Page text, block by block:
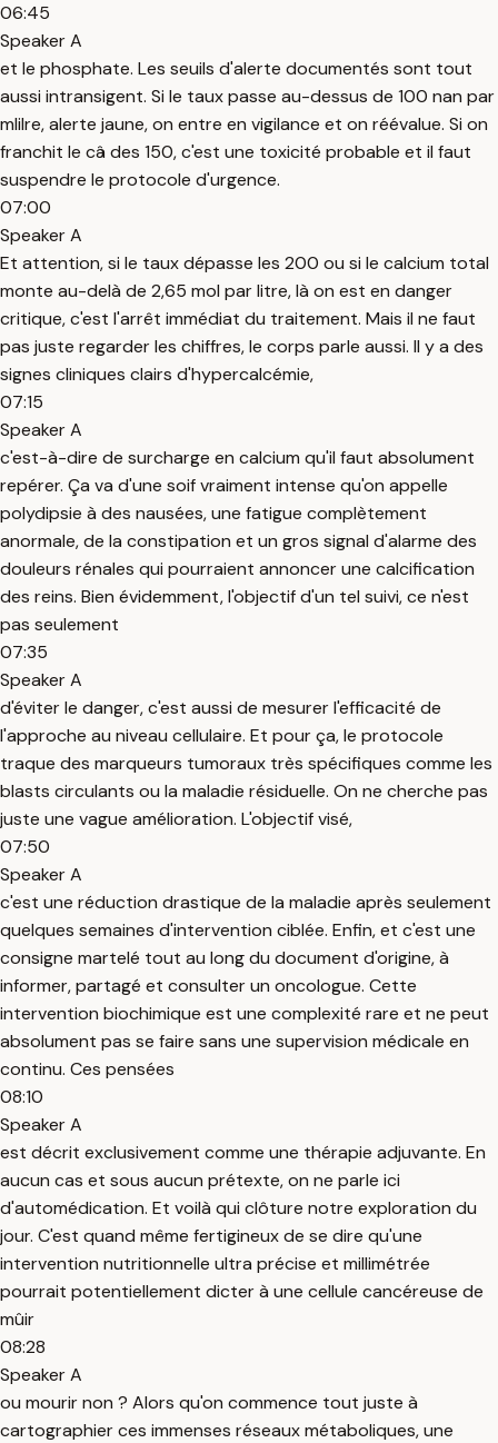
06:45
Speaker A
et le phosphate. Les seuils d'alerte documentés sont tout
aussi intransigent. Si le taux passe au-dessus de 100 nan par
mlilre, alerte jaune, on entre en vigilance et on réévalue. Si on
franchit le câ des 150, c'est une toxicité probable et il faut
suspendre le protocole d'urgence.
07:00
Speaker A
Et attention, si le taux dépasse les 200 ou si le calcium total
monte au-delà de 2,65 mol par litre, là on est en danger
critique, c'est l'arrêt immédiat du traitement. Mais il ne faut
pas juste regarder les chiffres, le corps parle aussi. Il y a des
signes cliniques clairs d'hypercalcémie,
07:15
Speaker A
c'est-à-dire de surcharge en calcium qu'il faut absolument
repérer. Ça va d'une soif vraiment intense qu'on appelle
polydipsie à des nausées, une fatigue complètement
anormale, de la constipation et un gros signal d'alarme des
douleurs rénales qui pourraient annoncer une calcification
des reins. Bien évidemment, l'objectif d'un tel suivi, ce n'est
pas seulement
07:35
Speaker A
d'éviter le danger, c'est aussi de mesurer l'efficacité de
l'approche au niveau cellulaire. Et pour ça, le protocole
traque des marqueurs tumoraux très spécifiques comme les
blasts circulants ou la maladie résiduelle. On ne cherche pas
juste une vague amélioration. L'objectif visé,
07:50
Speaker A
c'est une réduction drastique de la maladie après seulement
quelques semaines d'intervention ciblée. Enfin, et c'est une
consigne martelé tout au long du document d'origine, à
informer, partagé et consulter un oncologue. Cette
intervention biochimique est une complexité rare et ne peut
absolument pas se faire sans une supervision médicale en
continu. Ces pensées
08:10
Speaker A
est décrit exclusivement comme une thérapie adjuvante. En
aucun cas et sous aucun prétexte, on ne parle ici
d'automédication. Et voilà qui clôture notre exploration du
jour. C'est quand même fertigineux de se dire qu'une
intervention nutritionnelle ultra précise et millimétrée
pourrait potentiellement dicter à une cellule cancéreuse de
mûir
08:28
Speaker A
ou mourir non ? Alors qu'on commence tout juste à
cartographier ces immenses réseaux métaboliques, une